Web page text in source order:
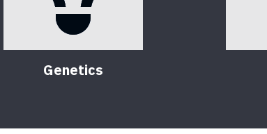
Genetics